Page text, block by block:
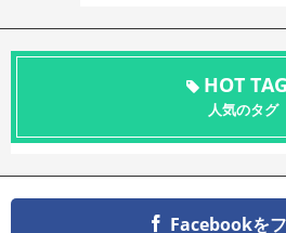
HOT
人気のタグ
Facebookを